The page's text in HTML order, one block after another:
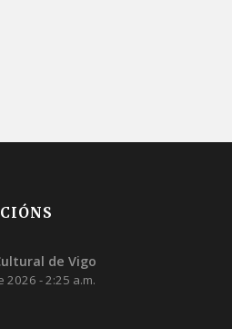
de Vigo
2026 - 2:25 a.m.